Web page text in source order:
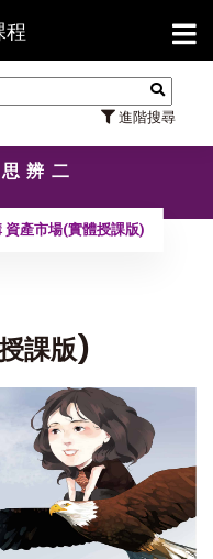
程
進階搜尋
【7/
辨二
資產市場(實體授課版)
課版)